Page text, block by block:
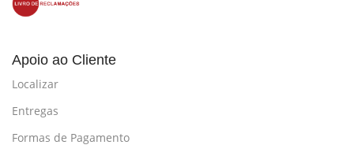
Apoio ao Cliente
Localizar
Entregas
Formas de Pagamento